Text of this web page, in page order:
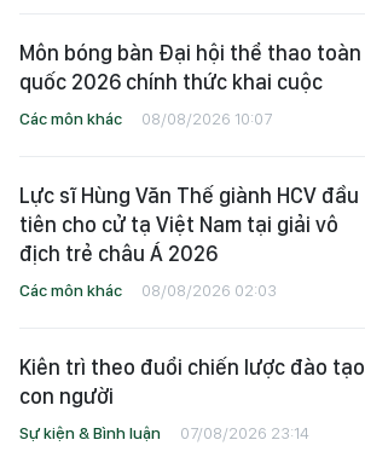
Môn bóng bàn Đại hội thể thao toàn
quốc 2026 chính thức khai cuộc
Các môn khác 08/08/2026 10:07
Lực sĩ Hùng Văn Thế giành HCV đầu
tiên cho cử tạ Việt Nam tại giải vô
địch trẻ châu Á 2026
Các môn khác 08/08/2026 02:03
Kiên trì theo đuổi chiến lược đào tạo
con người
Sự kiện & Bình luận 07/08/2026 23:14